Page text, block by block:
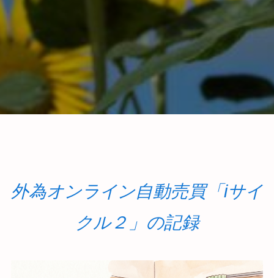
外為オンライン自動売買「iサイ
クル２」の記録